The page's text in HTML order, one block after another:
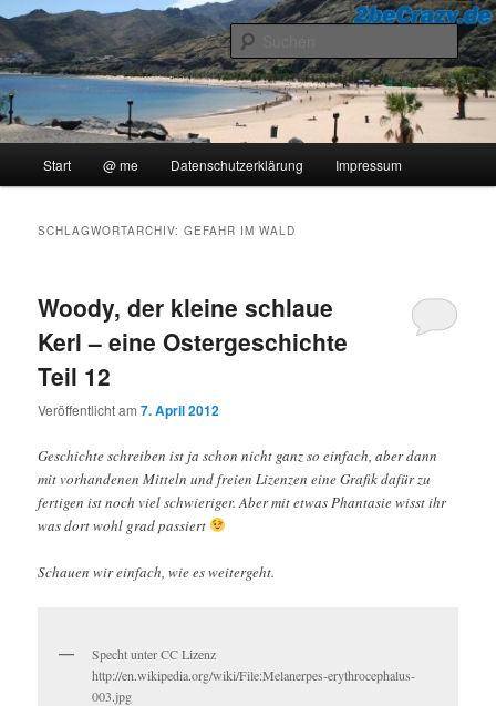
Zum
primären
Inhalt
springen
Zum
sekundären
Inhalt
springen2beCrazy
..::Ollis Blog::..
Start @ me Datenschutzerklärung Impressum
SCHLAGWORTARCHIV:GEFAHR IM WALD
Woody, der kleine schlaue
Kerl – eine Ostergeschichte
Teil 12
Veröffentlicht am7. April 2012
Geschichte schreiben ist ja schon nicht ganz so einfach, aber dann
mit vorhandenen Mitteln und freien Lizenzen eine Grafik dafür zu
fertigen ist noch viel schwieriger. Aber mit etwas Phantasie wisst ihr
was dort wohl grad passiert
Schauen wir einfach, wie es weitergeht.
Specht unter CC Lizenz
http://en.wikipedia.org/wiki/File:Melanerpes-erythrocephalus-
003.jpg